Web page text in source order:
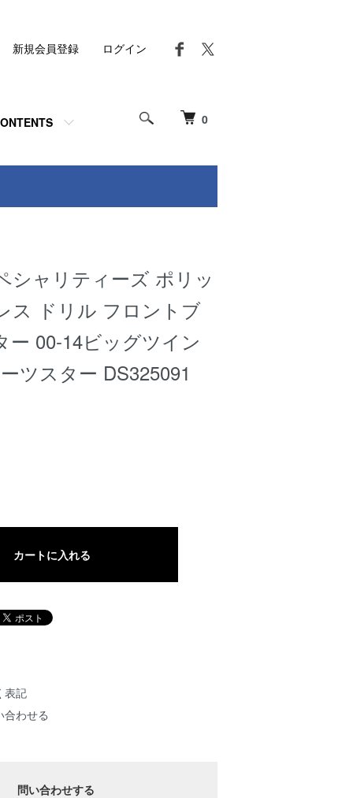
0
新規会員登録 ログイン
シャリティーズ ポリッ
ス ドリル フロントブ
ー 00-14ビッグツイン
ツスター DS325091
カートに入れる
表記
合わせる
問い合わせする